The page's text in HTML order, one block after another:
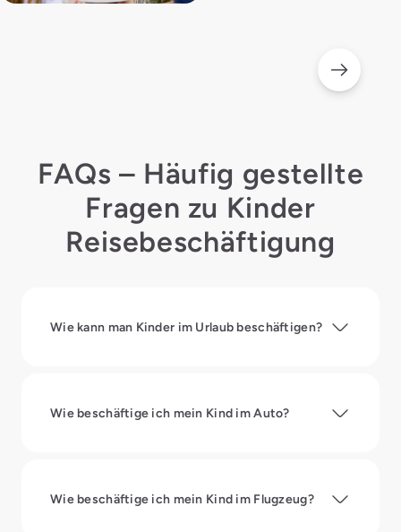
FAQs – Häufig gestellte
Fragen zu Kinder
Reisebeschäftigung
Wie kann man Kinder im Urlaub beschäftigen?
Wie beschäftige ich mein Kind im Auto?
Wie beschäftige ich mein Kind im Flugzeug?